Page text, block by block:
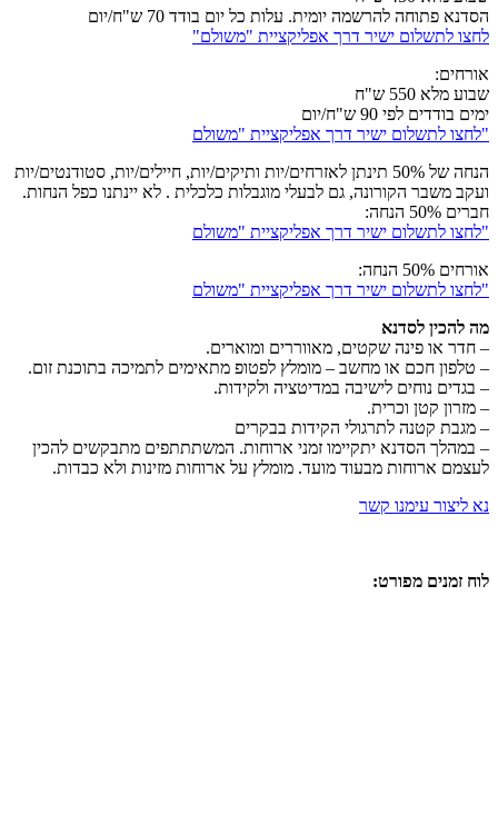
הסדנא פתוחה להרשמה יומית. עלות כל יום בודד 70 ש"ח/יום
לחצו לתשלום ישיר דרך אפליקציית "משולם"
אורחים:
שבוע מלא 550 ש"ח
ימים בודדים לפי 90 ש"ח/יום
"לחצו לתשלום ישיר דרך אפליקציית "משולם
הנחה של 50% תינתן לאזרחים/יות ותיקים/יות, חיילים/יות, סטודנטים/יות
ועקב משבר הקורונה, גם לבעלי מוגבלות כלכלית . לא יינתנו כפל הנחות.
חברים 50% הנחה:
"לחצו לתשלום ישיר דרך אפליקציית "משולם
אורחים 50% הנחה:
"לחצו לתשלום ישיר דרך אפליקציית "משולם
מה להכין לסדנא
– חדר או פינה שקטים, מאווררים ומוארים.
– טלפון חכם או מחשב – מומלץ לפטופ מתאימים לתמיכה בתוכנת זום.
– בגדים נוחים לישיבה במדיטציה ולקידות.
– מזרון קטן וכרית.
– מגבת קטנה לתרגולי הקידות בבקרים
– במהלך הסדנא יתקיימו זמני ארוחות. המשתתתפים מתבקשים להכין
לעצמם ארוחות מבעוד מועד. מומלץ על ארוחות מזינות ולא כבדות.
נא ליצור עימנו קשר
לוח זמנים מפורט: